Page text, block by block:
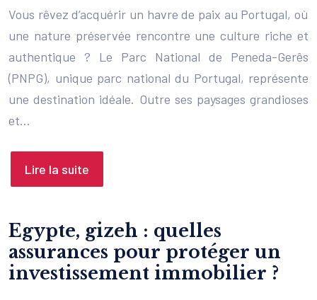
Vous rêvez d’acquérir un havre de paix au Portugal, où
une nature préservée rencontre une culture riche et
authentique ? Le Parc National de Peneda-Gerês
(PNPG), unique parc national du Portugal, représente
une destination idéale. Outre ses paysages grandioses
et…
Lire la suite
Egypte, gizeh : quelles
assurances pour protéger un
investissement immobilier ?